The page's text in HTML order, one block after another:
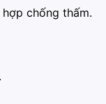
chống thấm.